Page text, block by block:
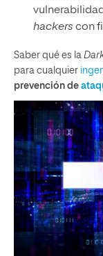
hackers con
Saber qué es la
para cualquier
prevención de